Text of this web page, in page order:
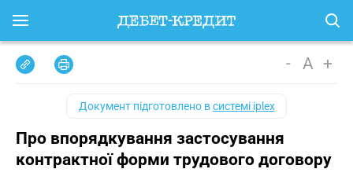
- A +
Документ підготовлено всистемі iplex
Про впорядкування застосування
контрактної форми трудового договору